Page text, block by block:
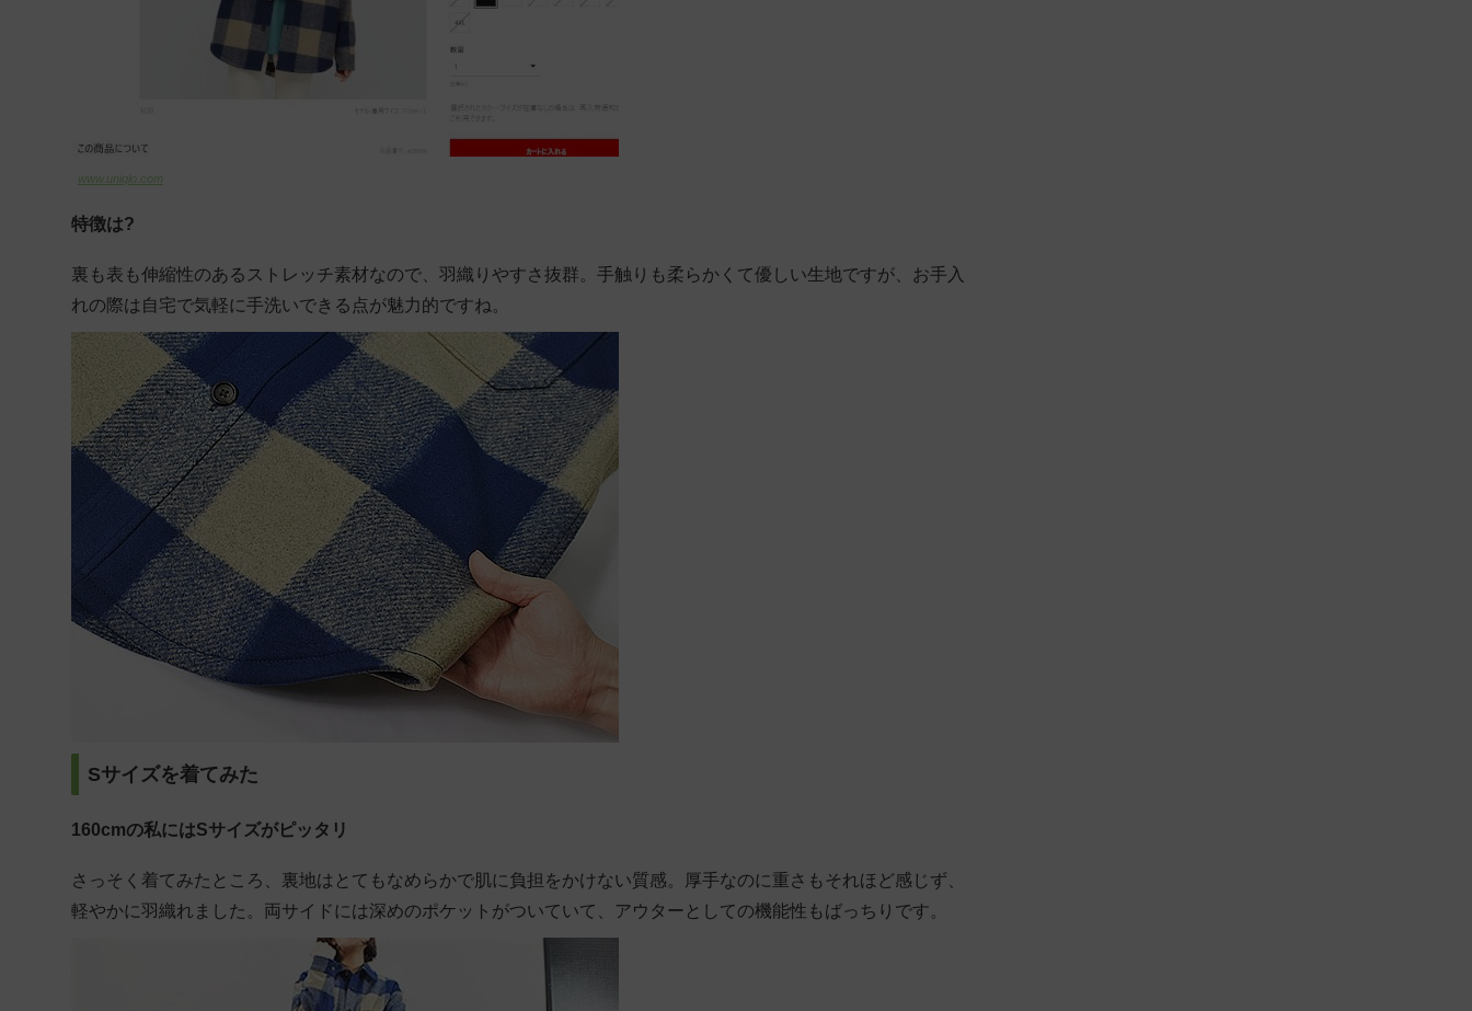
www.uniqlo.com
特徴は?
裏も表も伸縮性のあるストレッチ素材なので、羽織りやすさ抜群。手触りも柔らかくて優しい生地ですが、お手入
れの際は自宅で気軽に手洗いできる点が魅力的ですね。
Sサイズを着てみた
160cmの私にはSサイズがピッタリ
さっそく着てみたところ、裏地はとてもなめらかで肌に負担をかけない質感。厚手なのに重さもそれほど感じず、
軽やかに羽織れました。両サイドには深めのポケットがついていて、アウターとしての機能性もばっちりです。